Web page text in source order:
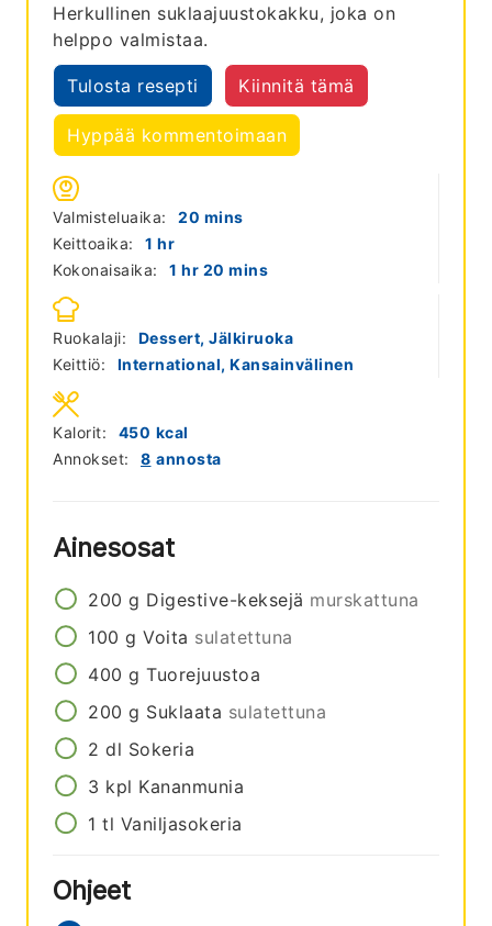
Herkullinen suklaajuustokakku, joka on
helppo valmistaa.
Tulosta resepti Kiinnitä tämä
Hyppää kommentoimaan
Valmisteluaika: 20 minutes
mins
Keittoaika:
1 hour
hr
Kokonaisaika:
1 hour
hr 20 minutes
mins
Ruokalaji:
Dessert, Jälkiruoka
Keittiö:
International, Kansainvälinen
Annokset: 8 annosta
Kalorit: 450 kcal
Ainesosat
200 g Digestive-keksejä murskattuna
100 g Voita sulatettuna
400 g Tuorejuustoa
200 g Suklaata sulatettuna
2 dl Sokeria
3 kpl Kananmunia
1 tl Vaniljasokeria
Ohjeet